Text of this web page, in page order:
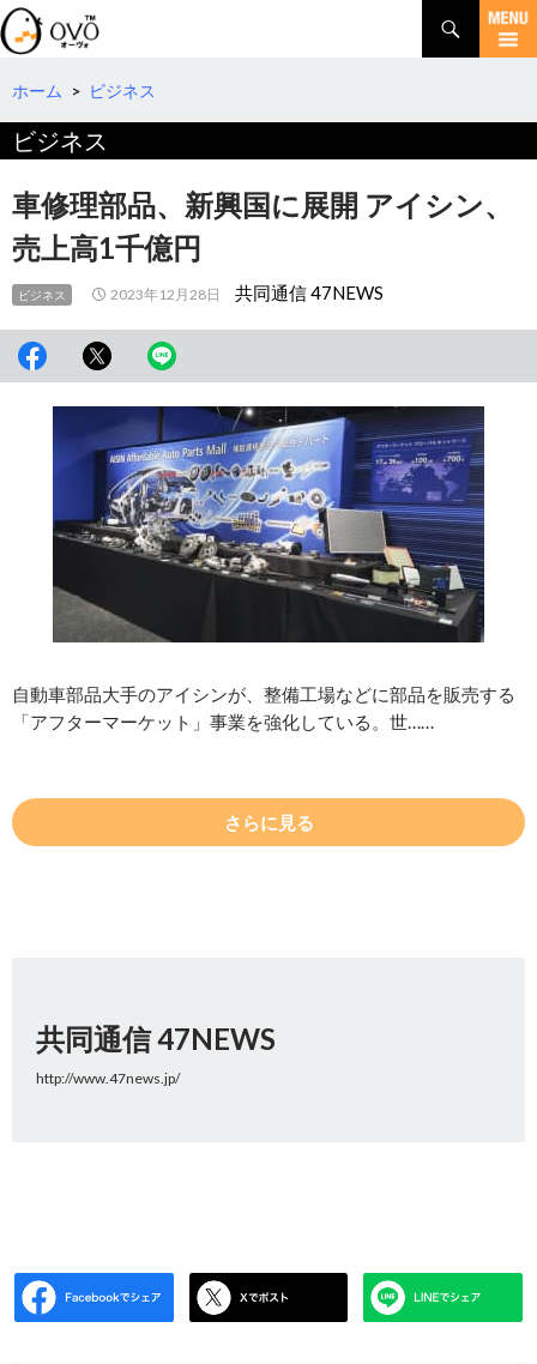
検
索
コ
テ
へ
移
動
ホーム > ビジネス
ビジネス
車修理部品、新興国に展開 アイシン、
売上高1千億円
ビジネス 2023年12月28日 共同通信 47NEWS
自動車部品大手のアイシンが、整備工場などに部品を販売する
「アフターマーケット」事業を強化している。世……
さらに見る
共同通信 47NEWS
http://www.47news.jp/